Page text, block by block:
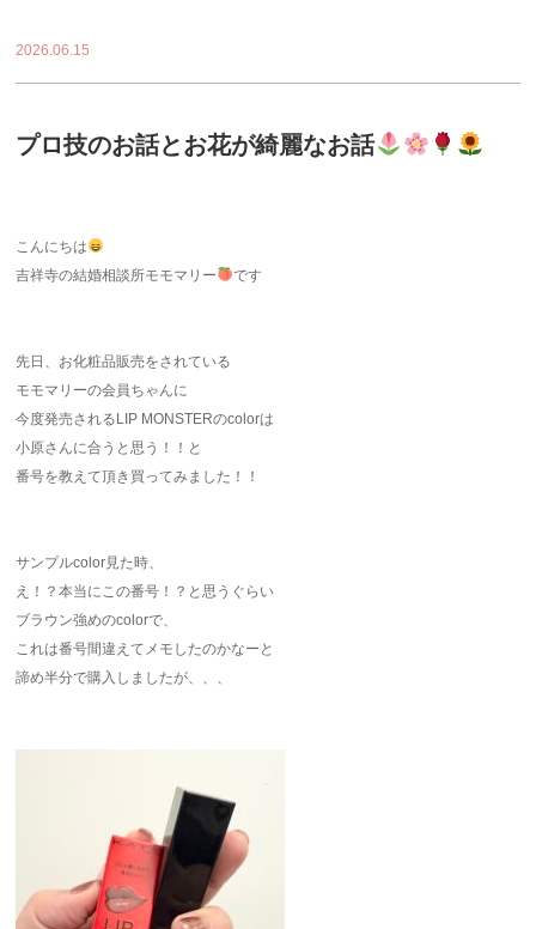
2026.06.15
プロ技のお話とお花が綺麗なお話
こんにちは
吉祥寺の結婚相談所モモマリー
です
先日、お化粧品販売をされている
モモマリーの会員ちゃんに
今度発売されるLIP MONSTERのcolorは
小原さんに合うと思う！！と
番号を教えて頂き買ってみました！！
サンプルcolor見た時、
え！？本当にこの番号！？と思うぐらい
ブラウン強めのcolorで、
これは番号間違えてメモしたのかなーと
諦め半分で購入しましたが、、、